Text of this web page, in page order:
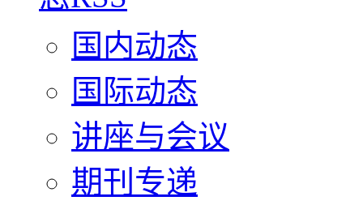
国内动态
国际动态
讲座与会议
期刊专递